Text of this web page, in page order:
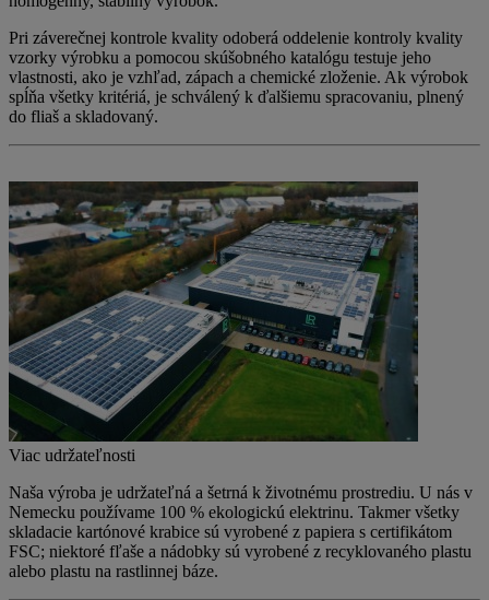
Pri záverečnej kontrole kvality odoberá oddelenie kontroly kvality
vzorky výrobku a pomocou skúšobného katalógu testuje jeho
vlastnosti, ako je vzhľad, zápach a chemické zloženie. Ak výrobok
spĺňa všetky kritériá, je schválený k ďalšiemu spracovaniu, plnený
do fliaš a skladovaný.
Viac udržateľnosti
Naša výroba je udržateľná a šetrná k životnému prostrediu. U nás v
Nemecku používame 100 % ekologickú elektrinu. Takmer všetky
skladacie kartónové krabice sú vyrobené z papiera s certifikátom
FSC; niektoré fľaše a nádobky sú vyrobené z recyklovaného plastu
alebo plastu na rastlinnej báze.